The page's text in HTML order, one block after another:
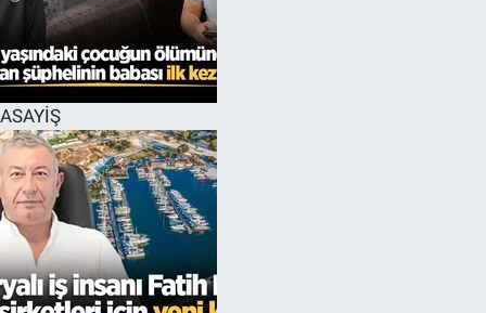
ASAYİŞ
EĞİTİM
ÖZEL HABER
HALK54 PANORAMA